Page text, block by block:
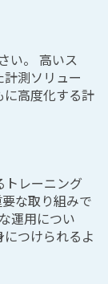
い。 高いス
測ソリュー
に高度化する計
トレーニング
な取り組みで
運用につい
つけられるよ